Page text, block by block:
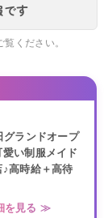
です
ください。
グランドオープ
愛い制服メイド
♪高時給＋高待
を見る ≫